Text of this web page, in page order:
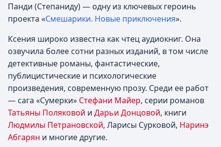
Панди (Степаниду) — одну из ключевых героинь
проекта «Смешарики. Новые приключения».
Ксения широко известна как чтец аудиокниг. Она
озвучила более сотни разных изданий, в том числе
детективные романы, фантастические,
публицистические и психологические
произведения, современную прозу. Среди ее работ
— сага «Сумерки» Стефани Майер, серии романов
Татьяны Поляковой и Дарьи Донцовой, книги
Людмилы Петрановской, Ларисы Сурковой, Наринэ
Абгарян и многие другие.